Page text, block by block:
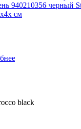
940210356 черный
см
black